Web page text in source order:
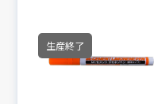
生産終了